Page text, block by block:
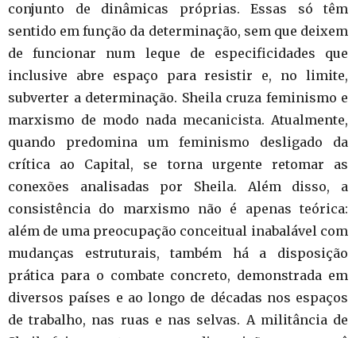
conjunto de dinâmicas próprias. Essas só têm
sentido em função da determinação, sem que deixem
de funcionar num leque de especificidades que
inclusive abre espaço para resistir e, no limite,
subverter a determinação. Sheila cruza feminismo e
marxismo de modo nada mecanicista. Atualmente,
quando predomina um feminismo desligado da
crítica ao Capital, se torna urgente retomar as
conexões analisadas por Sheila. Além disso, a
consistência do marxismo não é apenas teórica:
além de uma preocupação conceitual inabalável com
mudanças estruturais, também há a disposição
prática para o combate concreto, demonstrada em
diversos países e ao longo de décadas nos espaços
de trabalho, nas ruas e nas selvas. A militância de